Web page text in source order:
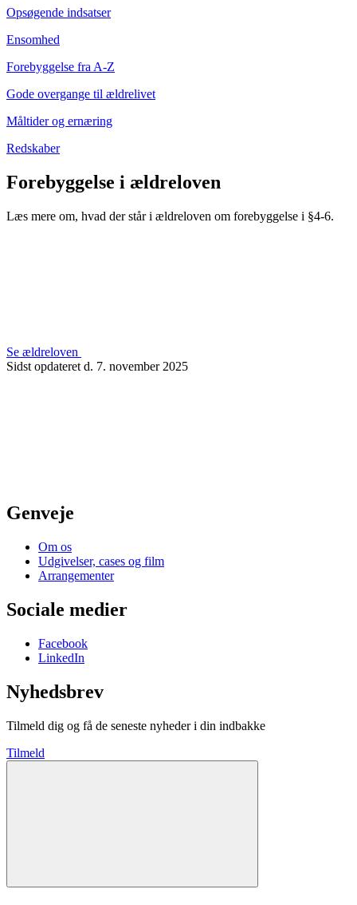
Opsøgende indsatser
Ensomhed
Forebyggelse fra A-Z
Gode overgange til ældrelivet
Måltider og ernæring
Redskaber
Forebyggelse i ældreloven
Læs mere om, hvad der står i ældreloven om forebyggelse i §4-6.
Se ældreloven
Sidst opdateret d. 7. november 2025
Genveje
Om os
Udgivelser, cases og film
Arrangementer
Sociale medier
Facebook
LinkedIn
Nyhedsbrev
Tilmeld dig og få de seneste nyheder i din indbakke
Tilmeld